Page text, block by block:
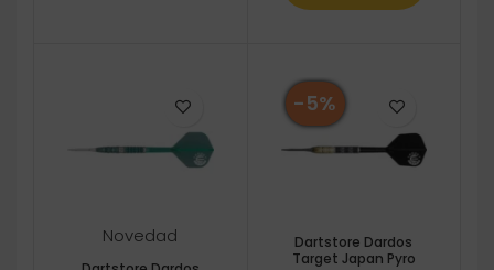
Novedad
-5%
Dartstore Dardos
Target Japan Pyro